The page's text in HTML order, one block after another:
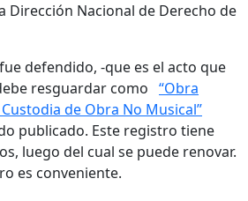
Dirección Nacional de Derecho de
defendido, -que es el acto que
resguardar como “Obra
de Obra No Musical”
publicado. Este registro tiene
luego del cual se puede renovar.
es conveniente.